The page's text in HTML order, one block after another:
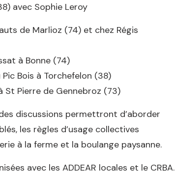
avec Sophie Leroy
de Marlioz (74) et chez Régis
à Bonne (74)
Bois à Torchefelon (38)
St Pierre de Gennebroz (73)
discussions permettront d’aborder
les règles d’usage collectives
à la ferme et la boulange paysanne.
avec les ADDEAR locales et le CRBA.